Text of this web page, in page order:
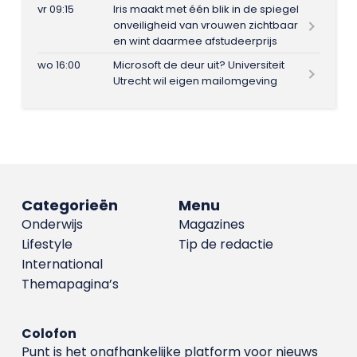
vr 09:15
Iris maakt met één blik in de spiegel
onveiligheid van vrouwen zichtbaar
en wint daarmee afstudeerprijs
wo 16:00
Microsoft de deur uit? Universiteit
Utrecht wil eigen mailomgeving
Menu
Magazines
Tip de redactie
Categorieën
Onderwijs
Lifestyle
International
Themapagina’s
Colofon
Punt is het onafhankelijke platform voor nieuws